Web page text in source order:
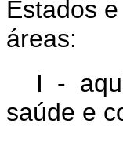
Estados
áreas:
I -
saúde e